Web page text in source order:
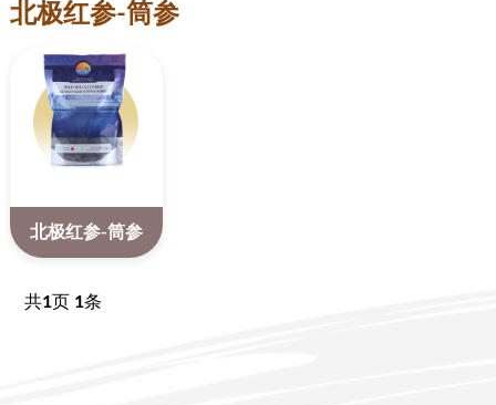
北极红参-筒参
北极红参-筒参
共1页 1条